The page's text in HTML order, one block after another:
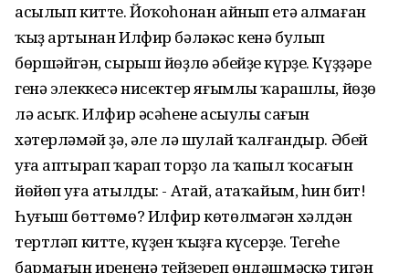
асылып китте. Йоҡоһонан айнып етә алмаған
ҡыҙ артынан Илфир бәләкәс кенә булып
бөршәйгән, сырыш йөҙлө әбейҙе күрҙе. Күҙҙәре
генә элеккесә нисектер яғымлы ҡарашлы, йөҙө
лә асыҡ. Илфир әсәһенең асыулы сағын
хәтерләмәй ҙә, әле лә шулай ҡалғандыр. Әбей
уға аптырап ҡарап торҙо ла ҡапыл ҡосағын
йөйөп уға атылды: - Атай, атаҡайым, һин бит!
Һуғыш бөттөмө? Илфир көтөлмәгән хәлдән
тертләп китте, күҙен ҡыҙға күсерҙе. Тегеһе
бармағын ирененә тейҙереп өндәшмәҫкә тигән